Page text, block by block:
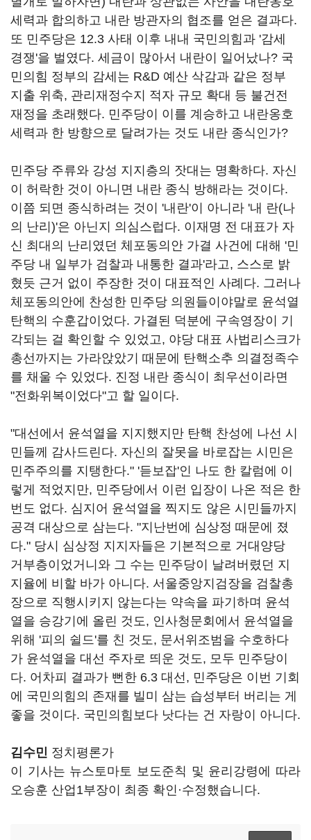
세력과 합의하고 내란 방관자의 협조를 얻은 결과다.
또 민주당은 12.3 사태 이후 내내 국민의힘과 '감세
경쟁'을 벌였다. 세금이 많아서 내란이 일어났나? 국
민의힘 정부의 감세는 R&D 예산 삭감과 같은 정부
지출 위축, 관리재정수지 적자 규모 확대 등 불건전
재정을 초래했다. 민주당이 이를 계승하고 내란옹호
세력과 한 방향으로 달려가는 것도 내란 종식인가?
민주당 주류와 강성 지지층의 잣대는 명확하다. 자신
이 허락한 것이 아니면 내란 종식 방해라는 것이다.
이쯤 되면 종식하려는 것이 '내란'이 아니라 '내 란(나
의 난리)'은 아닌지 의심스럽다. 이재명 전 대표가 자
신 최대의 난리였던 체포동의안 가결 사건에 대해 '민
주당 내 일부가 검찰과 내통한 결과'라고, 스스로 밝
혔듯 근거 없이 주장한 것이 대표적인 사례다. 그러나
체포동의안에 찬성한 민주당 의원들이야말로 윤석열
탄핵의 수훈갑이었다. 가결된 덕분에 구속영장이 기
각되는 걸 확인할 수 있었고, 야당 대표 사법리스크가
총선까지는 가라앉았기 때문에 탄핵소추 의결정족수
를 채울 수 있었다. 진정 내란 종식이 최우선이라면
"전화위복이었다"고 할 일이다.
"대선에서 윤석열을 지지했지만 탄핵 찬성에 나선 시
민들께 감사드린다. 자신의 잘못을 바로잡는 시민은
민주주의를 지탱한다." '듣보잡'인 나도 한 칼럼에 이
렇게 적었지만, 민주당에서 이런 입장이 나온 적은 한
번도 없다. 심지어 윤석열을 찍지도 않은 시민들까지
공격 대상으로 삼는다. "지난번에 심상정 때문에 졌
다." 당시 심상정 지지자들은 기본적으로 거대양당
거부층이었거니와 그 수는 민주당이 날려버렸던 지
지율에 비할 바가 아니다. 서울중앙지검장을 검찰총
장으로 직행시키지 않는다는 약속을 파기하며 윤석
열을 승강기에 올린 것도, 인사청문회에서 윤석열을
위해 '피의 쉴드'를 친 것도, 문서위조범을 수호하다
가 윤석열을 대선 주자로 띄운 것도, 모두 민주당이
다. 어차피 결과가 뻔한 6.3 대선, 민주당은 이번 기회
에 국민의힘의 존재를 빌미 삼는 습성부터 버리는 게
좋을 것이다. 국민의힘보다 낫다는 건 자랑이 아니다.
김수민 정치평론가
이 기사는 뉴스토마토 보도준칙 및 윤리강령에 따라
오승훈 산업1부장이 최종 확인·수정했습니다.